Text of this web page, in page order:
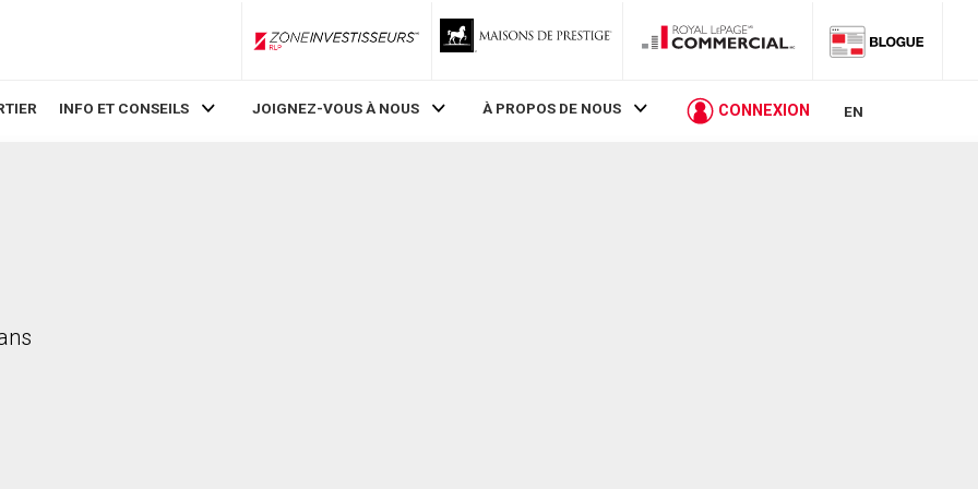
ZoneInvestisseurs RLP
INFO ET CONSEILS JOIGNEZ-VOUS À NOUS À PROPOS DE NOUS CONNEXION EN